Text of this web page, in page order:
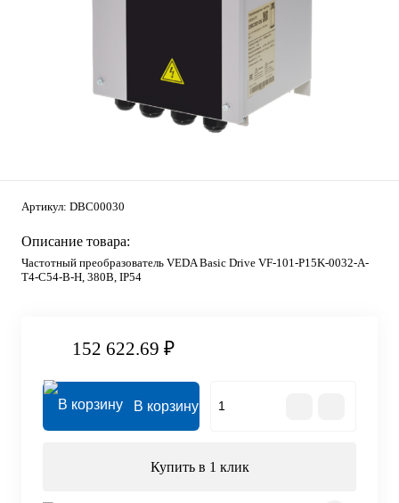
Артикул: DBC00030
Описание товара:
Частотный преобразователь VEDA Basic Drive VF-101-P15K-0032-A-
T4-C54-B-H, 380В, IP54
152 622.69 ₽
В корзину
Купить в 1 клик